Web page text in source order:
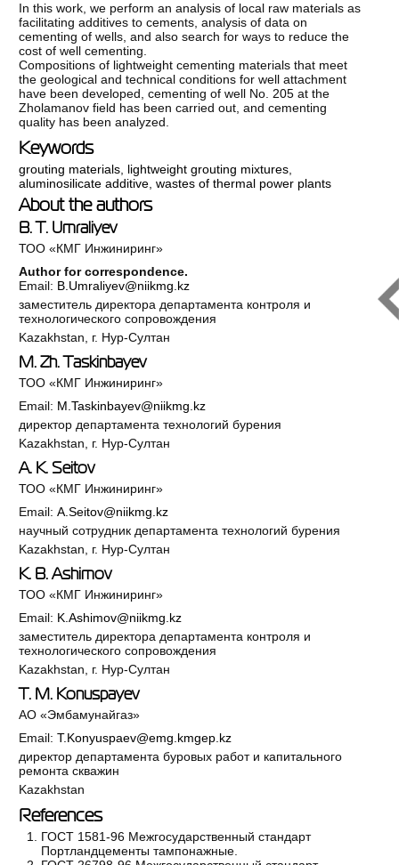
In this work, we perform an analysis of local raw materials as
facilitating additives to cements, analysis of data on
cementing of wells, and also search for ways to reduce the
cost of well cementing.
Compositions of lightweight cementing materials that meet
the geological and technical conditions for well attachment
have been developed, cementing of well No. 205 at the
Zholamanov field has been carried out, and cementing
quality has been analyzed.
Keywords
grouting materials, lightweight grouting mixtures,
aluminosilicate additive,wastes of thermal power plants
About the authors
B. T. Umraliyev
ТОО «КМГ Инжиниринг»
Author for correspondence.
Email: B.Umraliyev@niikmg.kz
заместитель директора департамента контроля и
технологического сопровождения
Kazakhstan, г. Нур-Султан
M. Zh. Taskinbayev
ТОО «КМГ Инжиниринг»
Email: M.Taskinbayev@niikmg.kz
директор департамента технологий бурения
Kazakhstan, г. Нур-Султан
A. K. Seitov
ТОО «КМГ Инжиниринг»
Email:A.Seitov@niikmg.kz
научный сотрудник департамента технологий бурения
Kazakhstan, г. Нур-Султан
K. B. Ashimov
ТОО «КМГ Инжиниринг»
Email: K.Ashimov@niikmg.kz
заместитель директора департамента контроля и
технологического сопровождения
Kazakhstan, г. Нур-Султан
T. M. Konuspayev
АО «Эмбамунайгаз»
Email:T.Konyuspaev@emg.kmgep.kz
директор департамента буровых работ и капитального
ремонта скважин
Kazakhstan
References
ГОСТ 1581-96 Межгосударственный стандарт
Портландцементы тампонажные.